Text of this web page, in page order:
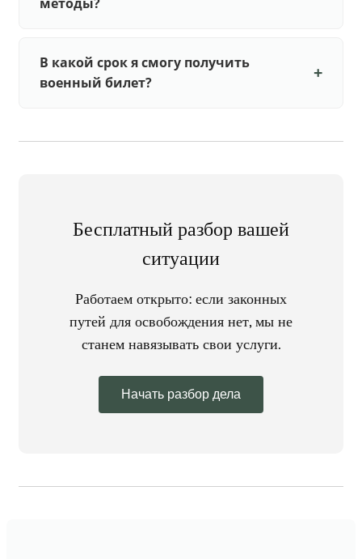
В какой срок я смогу получить
военный билет?
Бесплатный разбор вашей
ситуации
Работаем открыто: если законных
путей для освобождения нет, мы не
станем навязывать свои услуги.
Начать разбор дела